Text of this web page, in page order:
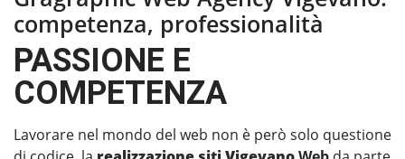
competenza, professionalità
PASSIONE E
COMPETENZA
Lavorare nel mondo del web non è però solo questione